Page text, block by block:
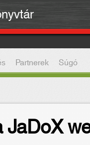
Partnerek Súgó